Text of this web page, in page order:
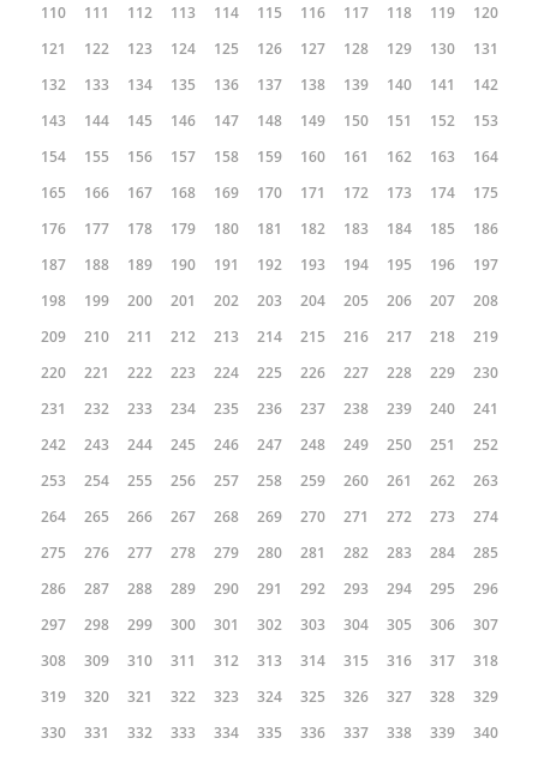
110
111 112 113 114 115 116 117 118 119
120
121
122 123 124 125 126 127 128 129 130
131
132
133 134 135 136 137 138 139 140 141
142
143
144 145 146 147 148 149 150 151 152
153
154
155 156 157 158 159 160 161 162 163
164
165
166 167 168 169 170 171 172 173 174
175
176
177 178 179 180 181 182 183 184 185
186
187
188 189 190 191 192 193 194 195 196
197
198
199 200 201 202 203 204 205 206 207
208
209
210 211 212 213 214 215 216 217 218
219
220
221 222 223 224 225 226 227 228 229
230
231
232 233 234 235 236 237 238 239 240
241
242
243 244 245 246 247 248 249 250 251
252
253
254 255 256 257 258 259 260 261 262
263
264
265 266 267 268 269 270 271 272 273
274
275
276 277 278 279 280 281 282 283 284
285
286
287 288 289 290 291 292 293 294 295
296
297
298 299 300 301 302 303 304 305 306
307
308
309 310 311 312 313 314 315 316 317
318
319
320 321 322 323 324 325 326 327 328
329
330
331 332 333 334 335 336 337 338 339
340